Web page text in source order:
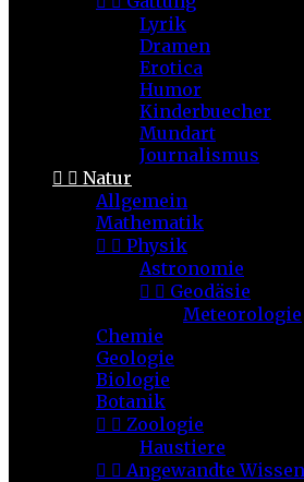
Lyrik
Dramen
Erotica
Humor
Kinderbuecher
Mundart
Journalismus
  Natur
Allgemein
Mathematik
  Physik
Astronomie
  Geodäsie
Meteorologie
Chemie
Geologie
Biologie
Botanik
  Zoologie
Haustiere
  Angewandte